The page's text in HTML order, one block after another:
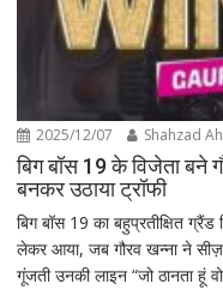
2025/12/07 Shahzad
बिग बॉस 19 के विजेता बने
बनकर उठाया ट्रॉफी
बिग बॉस 19 का बहुप्रतीक्षित
लेकर आया, जब गौरव खन्ना ने
गूंजती उनकी लाइन “जो ठानता हूं